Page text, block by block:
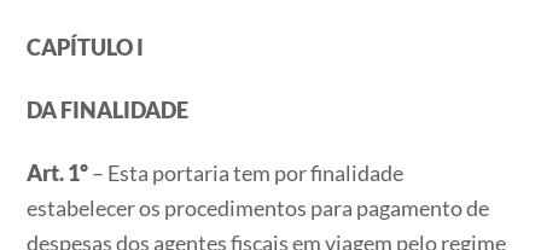
CAPÍTULO I
DA FINALIDADE
Art. 1º– Esta portaria tem por finalidade
estabelecer os procedimentos para pagamento de
despesas dos agentes fiscais em viagem pelo regime